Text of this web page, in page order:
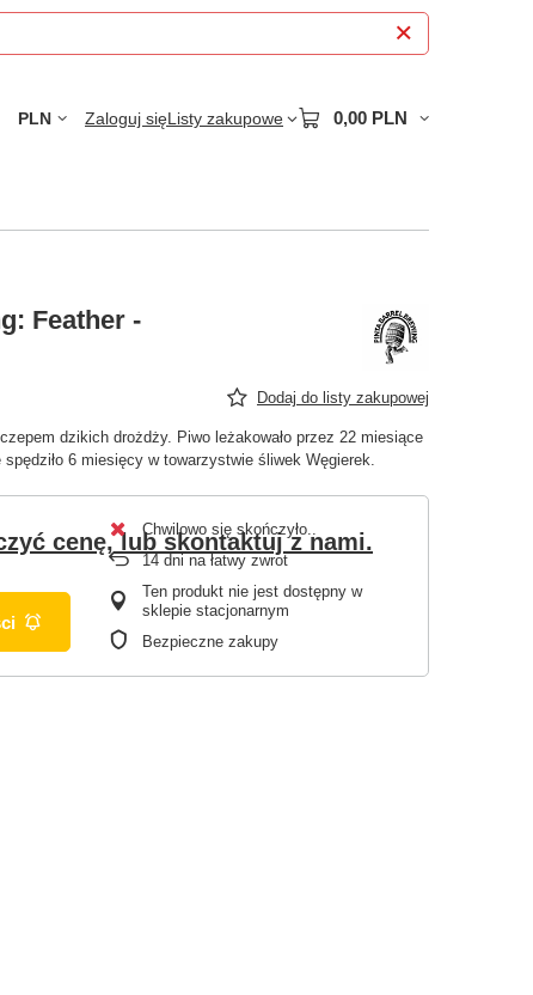
PLN Zaloguj sięListy zakupowe 0,00 PLN
Feather -
Dodaj do listy zakupowej
dzikich drożdży. Piwo leżakowało przez 22 miesiące
6 miesięcy w towarzystwie śliwek Węgierek.
cenę, lub skontaktuj z nami.
Chwilowo się skończyło.
14 dni na łatwy zwrot
Ten produkt nie jest dostępny w
sklepie stacjonarnym
Bezpieczne zakupy